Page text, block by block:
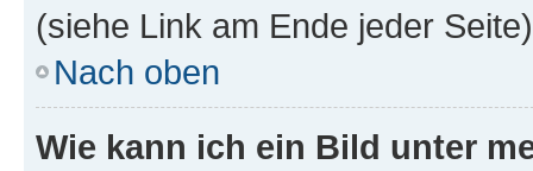
(siehe Link am Ende jeder
Nach oben
Wie kann ich ein Bild unter